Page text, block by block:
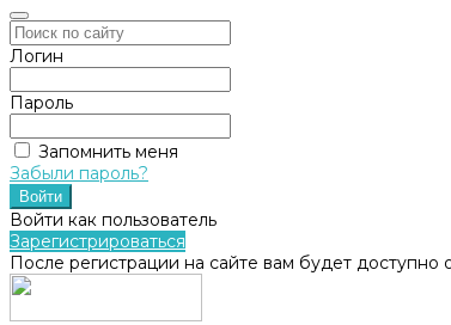
Логин
Пароль
Запомнить меня
Забыли пароль?
Войти как пользователь
Зарегистрироваться
После регистрации на сайте вам будет